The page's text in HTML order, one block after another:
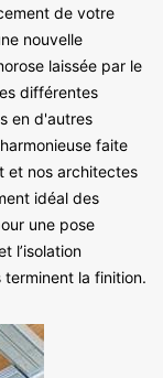
de votre
nouvelle
laissée par le
différentes
en d'autres
faite
et nos architectes
idéal des
une pose
l’isolation
terminent la finition.